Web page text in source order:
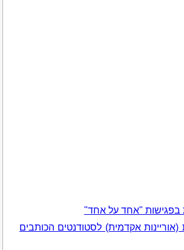
בפגישות "אחד על אחד"
אקדמית) לסטודנטים הכותבים